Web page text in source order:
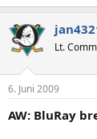
Lt.
6. Juni 2009
AW: BluRay